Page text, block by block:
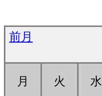
前月
月 火 水